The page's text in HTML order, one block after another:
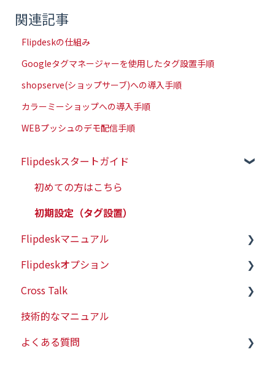
関連記事
Flipdeskの仕組み
Googleタグマネージャーを使用したタグ設置手順
shopserve(ショップサーブ)への導入手順
カラーミーショップへの導入手順
WEBプッシュのデモ配信手順
Flipdeskスタートガイド
初めての方はこちら
初期設定（タグ設置）
Flipdeskマニュアル
シナリオ
配信ターゲットの設定
各種タグの仕様
レポート管理
Flipdeskオプション
有人チャット
WEBプッシュ
会員情報連携
Cross Talk
スタートガイド
技術的なマニュアル
よくある質問